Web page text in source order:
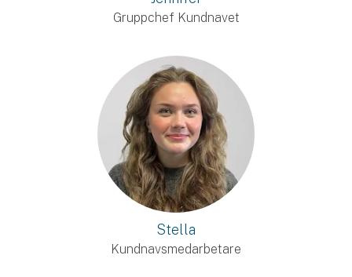
Gruppchef Kundnavet
Stella
Kundnavsmedarbetare